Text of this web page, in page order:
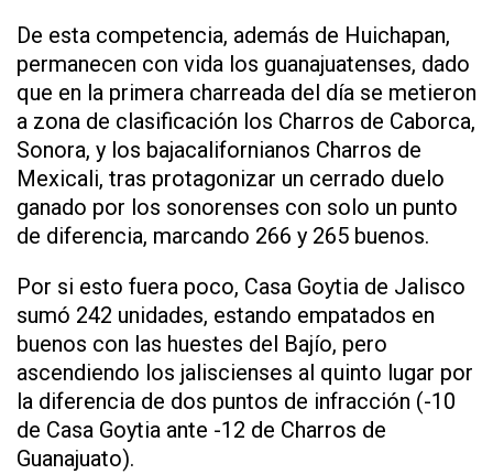
De esta competencia, además de Huichapan,
permanecen con vida los guanajuatenses, dado
que en la primera charreada del día se metieron
a zona de clasificación los Charros de Caborca,
Sonora, y los bajacalifornianos Charros de
Mexicali, tras protagonizar un cerrado duelo
ganado por los sonorenses con solo un punto
de diferencia, marcando 266 y 265 buenos.
Por si esto fuera poco, Casa Goytia de Jalisco
sumó 242 unidades, estando empatados en
buenos con las huestes del Bajío, pero
ascendiendo los jaliscienses al quinto lugar por
la diferencia de dos puntos de infracción (-10
de Casa Goytia ante -12 de Charros de
Guanajuato).